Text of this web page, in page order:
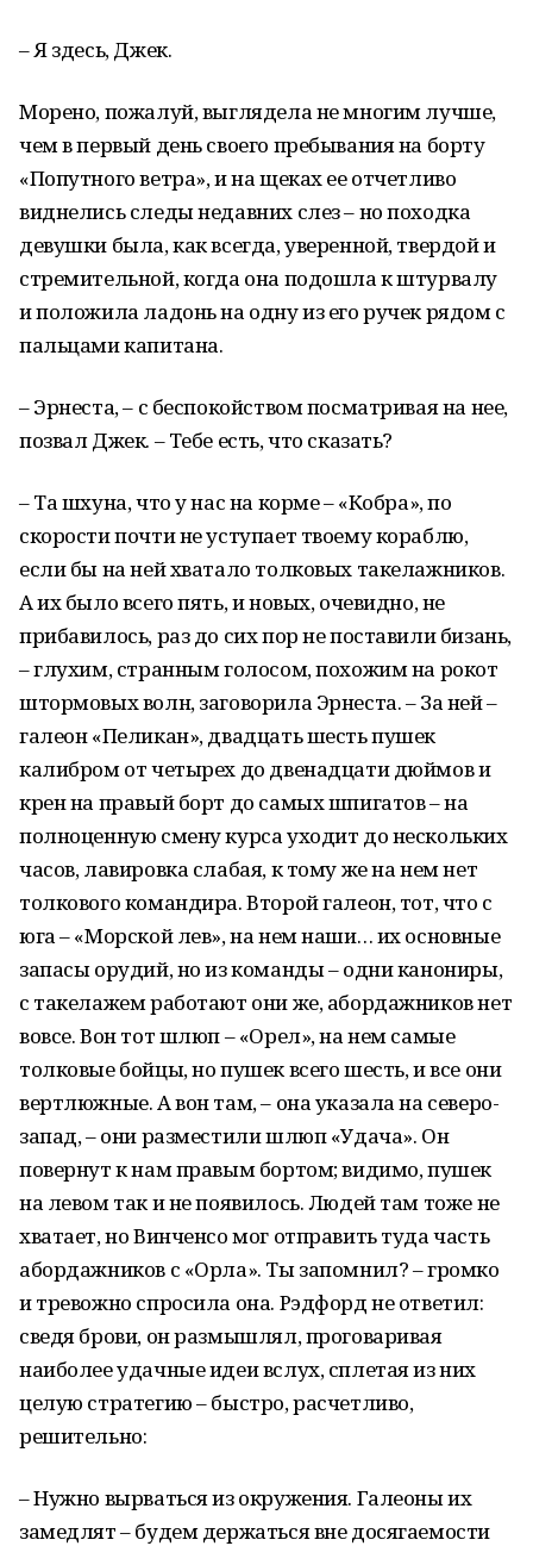
– Я здесь, Джек.
Морено, пожалуй, выглядела не многим лучше,
чем в первый день своего пребывания на борту
«Попутного ветра», и на щеках ее отчетливо
виднелись следы недавних слез – но походка
девушки была, как всегда, уверенной, твердой и
стремительной, когда она подошла к штурвалу
и положила ладонь на одну из его ручек рядом с
пальцами капитана.
– Эрнеста, – с беспокойством посматривая на нее,
позвал Джек. – Тебе есть, что сказать?
– Та шхуна, что у нас на корме – «Кобра», по
скорости почти не уступает твоему кораблю,
если бы на ней хватало толковых такелажников.
А их было всего пять, и новых, очевидно, не
прибавилось, раз до сих пор не поставили бизань,
– глухим, странным голосом, похожим на рокот
штормовых волн, заговорила Эрнеста. – За ней –
галеон «Пеликан», двадцать шесть пушек
калибром от четырех до двенадцати дюймов и
крен на правый борт до самых шпигатов – на
полноценную смену курса уходит до нескольких
часов, лавировка слабая, к тому же на нем нет
толкового командира. Второй галеон, тот, что с
юга – «Морской лев», на нем наши… их основные
запасы орудий, но из команды – одни канониры,
с такелажем работают они же, абордажников нет
вовсе. Вон тот шлюп – «Орел», на нем самые
толковые бойцы, но пушек всего шесть, и все они
вертлюжные. А вон там, – она указала на северо-
запад, – они разместили шлюп «Удача». Он
повернут к нам правым бортом; видимо, пушек
на левом так и не появилось. Людей там тоже не
хватает, но Винченсо мог отправить туда часть
абордажников с «Орла». Ты запомнил? – громко
и тревожно спросила она. Рэдфорд не ответил:
сведя брови, он размышлял, проговаривая
наиболее удачные идеи вслух, сплетая из них
целую стратегию – быстро, расчетливо,
решительно:
– Нужно вырваться из окружения. Галеоны их
замедлят – будем держаться вне досягаемости